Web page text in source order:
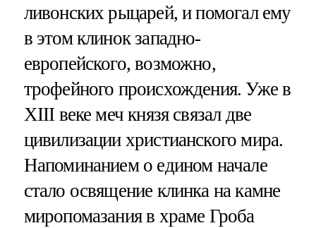
ливонских рыцарей, и помогал ему
в этом клинок западно-
европейского, возможно,
трофейного происхождения. Уже в
XIII веке меч князя связал две
цивилизации христианского мира.
Напоминанием о едином начале
стало освящение клинка на камне
миропомазания в храме Гроба